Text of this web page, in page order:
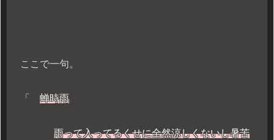
ここで一句。
「 蝉時雨
雨って入ってるくせに全然涼しくないし暑苦